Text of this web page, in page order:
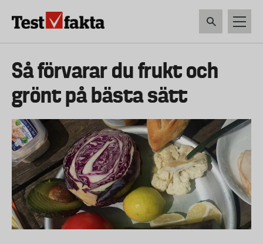
Huvudmeny
ny
HEM & HUSHÅLL
Så förvarar du frukt och
grönt på bästa sätt